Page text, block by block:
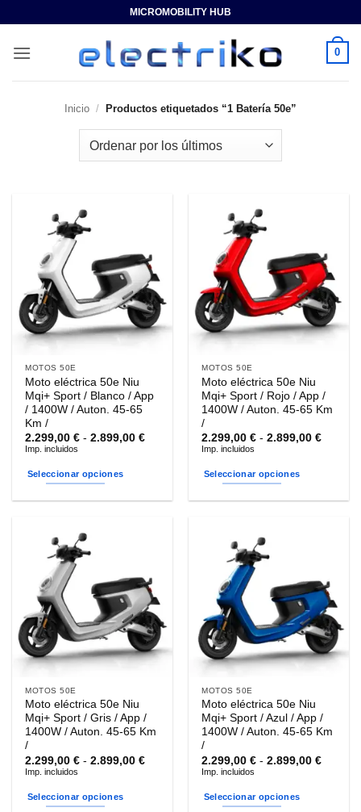
contenido
MICROMOBILITY HUB
0
Inicio / Productos etiquetados “1 Batería 50e”
MOTOS 50E
Moto eléctrica 50e Niu
Mqi+ Sport / Blanco / App
/ 1400W / Auton. 45-65
Km /
2.299,00€ - 2.899,00€Rango
2.899,00 €
Imp. incluidos
Seleccionar opciones
múltiples
variantes.
opciones
se
pueden
elegir
en
página
de
producto
MOTOS 50E
Moto eléctrica 50e Niu
Mqi+ Sport / Rojo / App /
1400W / Auton. 45-65 Km
/
2.299,00€ - 2.899,00€Rango
Imp. incluidos
Seleccionar opciones
múltiples
variantes.
opciones
pueden
elegir
en
página
de
producto
MOTOS 50E
Moto eléctrica 50e Niu
Mqi+ Sport / Gris / App /
1400W / Auton. 45-65 Km
/
2.299,00€ - 2.899,00€Rango
Imp. incluidos
Seleccionar opciones
MOTOS 50E
Moto eléctrica 50e Niu
Mqi+ Sport / Azul / App /
1400W / Auton. 45-65 Km
/
2.299,00€ - 2.899,00€Rango
Imp. incluidos
Seleccionar opciones